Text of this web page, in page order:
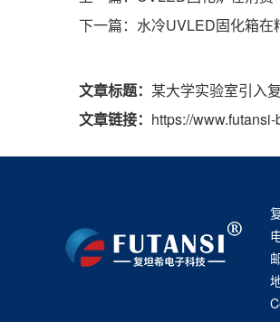
下一篇： 水冷UVLED固化箱在
文章标题： 某大学实验室引入
文章链接： https://